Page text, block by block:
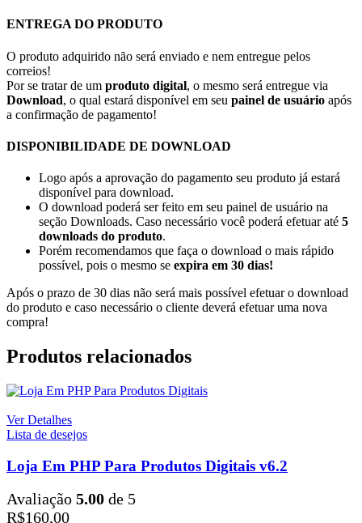
ENTREGA DO PRODUTO
O produto adquirido não será enviado e nem entregue pelos
correios!
Por se tratar de um produto digital, o mesmo será entregue via
Download, o qual estará disponível em seu painel de usuário após
a confirmação de pagamento!
DISPONIBILIDADE DE DOWNLOAD
Logo após a aprovação do pagamento seu produto já estará
disponível para download.
O download poderá ser feito em seu painel de usuário na
seção Downloads. Caso necessário você poderá efetuar até 5
downloads do produto.
Porém recomendamos que faça o download o mais rápido
possível, pois o mesmo se expira em 30 dias!
Após o prazo de 30 dias não será mais possível efetuar o download
do produto e caso necessário o cliente deverá efetuar uma nova
compra!
Produtos relacionados
Ver Detalhes
Lista de desejos
Loja Em PHP Para Produtos Digitais v6.2
Avaliação 5.00 de 5
R$160,00